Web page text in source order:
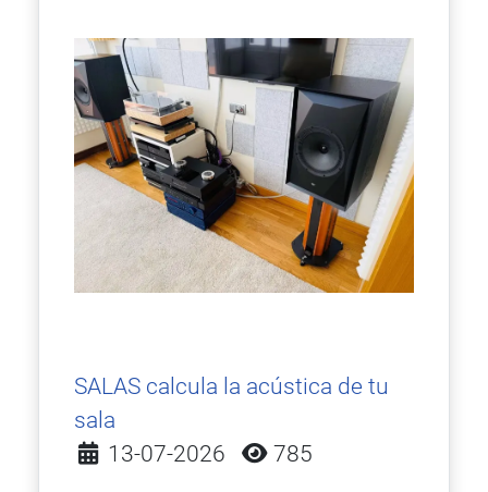
SALAS calcula la acústica de tu
sala
Detalles
13-07-2026 785